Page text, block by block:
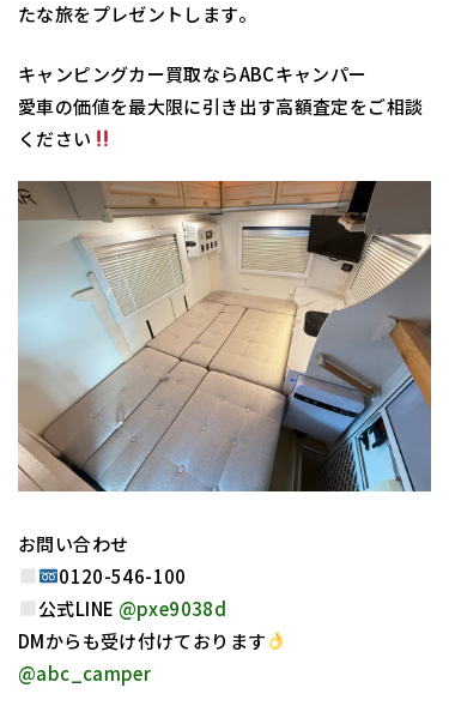
たな旅をプレゼントします。
キャンピングカー買取ならABCキャンパー
愛車の価値を最大限に引き出す高額査定をご相談
ください
お問い合わせ
0120-546-100
公式LINE @pxe9038d
DMからも受け付けております
@abc_camper